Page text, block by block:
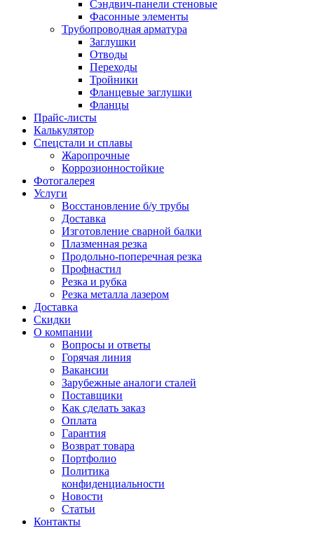
Сэндвич-панели стеновые
Фасонные элементы
Трубопроводная арматура
Заглушки
Отводы
Переходы
Тройники
Фланцевые заглушки
Фланцы
Прайс-листы
Калькулятор
Спецстали и сплавы
Жаропрочные
Коррозионностойкие
Фотогалерея
Услуги
Восстановление б/у трубы
Доставка
Изготовление сварной балки
Плазменная резка
Продольно-поперечная резка
Профнастил
Резка и рубка
Резка металла лазером
Доставка
Скидки
О компании
Вопросы и ответы
Горячая линия
Вакансии
Зарубежные аналоги сталей
Поставщики
Как сделать заказ
Оплата
Гарантия
Возврат товара
Портфолио
Политика
конфиденциальности
Новости
Статьи
Контакты